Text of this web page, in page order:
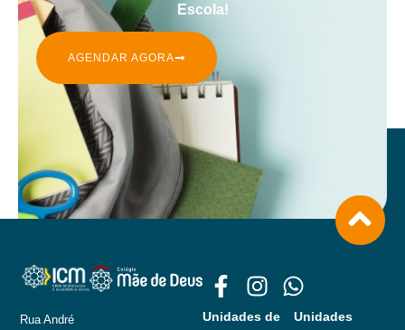
Escola!
AGENDAR AGORA
Rua André
Unidades de
Unidades